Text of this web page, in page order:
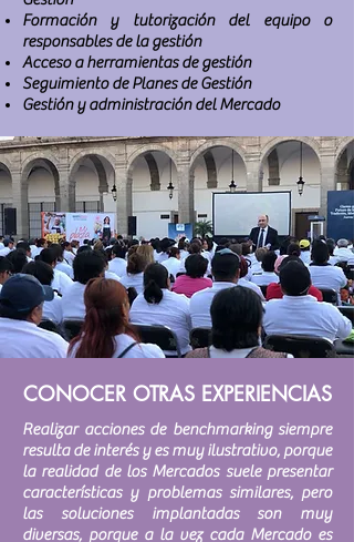
Formación y tutorización del equipo o
responsables de la gestión
Acceso a herramientas de gestión
Seguimiento de Planes de Gestión
Gestión y administración del Mercado
CONOCER OTRAS EXPERIENCIAS
Realizar acciones de benchmarking siempre
resulta de interés y es muy ilustrativo, porque
la realidad de los Mercados suele presentar
características y problemas similares, pero
las soluciones implantadas son muy
diversas, porque a la vez cada Mercado es